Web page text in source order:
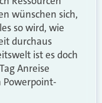
wünschen sich,
so wird, wie
durchaus
ist es doch
Anreise
Powerpoint-